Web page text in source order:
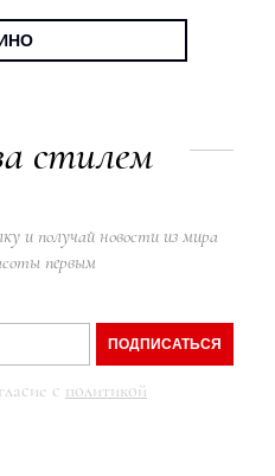
стилем
и получай новости из мира
первым
ПОДПИСАТЬСЯ
с политикой